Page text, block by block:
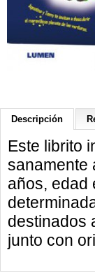
Descripción
Este librito
sanamente
años, edad
destinados
junto con